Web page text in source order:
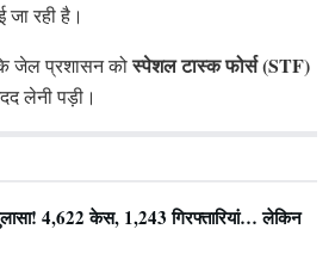
जा रही है।
जेल प्रशासन कोस्पेशल टास्क फोर्स (STF)
लेनी पड़ी।
4,622 केस, 1,243 गिरफ्तारियां… लेकिन